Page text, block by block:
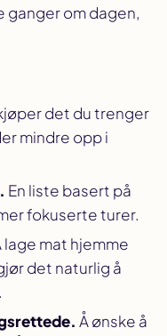
ganger om dagen,
det du trenger
mindre opp i
En liste basert på
fokuserte turer.
lage mat hjemme
det naturlig å
Å ønske å